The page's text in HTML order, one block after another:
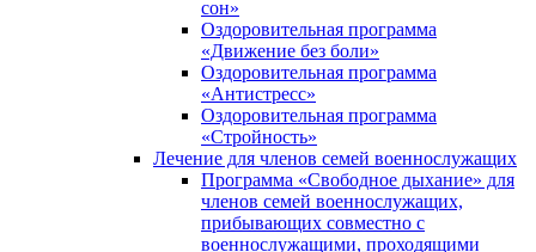
сон»
Оздоровительная программа
«Движение без боли»
Оздоровительная программа
«Антистресс»
Оздоровительная программа
«Стройность»
Лечение для членов семей военнослужащих
Программа «Свободное дыхание» для
членов семей военнослужащих,
прибывающих совместно с
военнослужащими, проходящими